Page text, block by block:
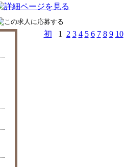
初 1 2 3 4 5 6 7 8 9 10